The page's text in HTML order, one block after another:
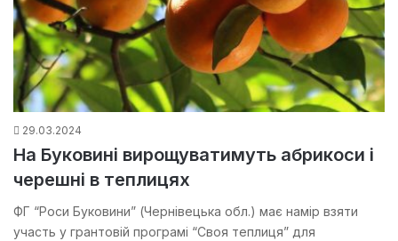
29.03.2024
На Буковині вирощуватимуть абрикоси і
черешні в теплицях
ФГ “Роси Буковини” (Чернівецька обл.) має намір взяти
участь у грантовій програмі “Своя теплиця” для